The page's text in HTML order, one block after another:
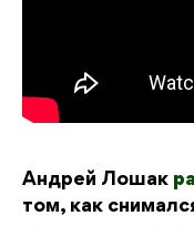
Андрей Лошак
том, как